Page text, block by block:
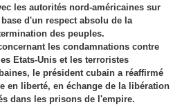
les autorités nord-américaines sur
d'un respect absolu de la
des peuples.
les condamnations contre
Etats-Unis et les terroristes
le président cubain a réaffirmé
en liberté, en échange de la libération
dans les prisons de l'empire.